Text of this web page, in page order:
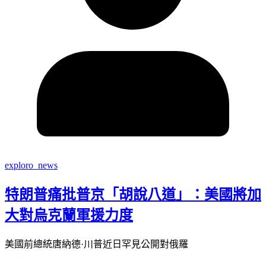
exploro_news
特朗普痛批普京「胡說八道」：美國將加
大對烏克蘭軍援力度
美國前總統唐納德·川普近日罕見公開對俄羅